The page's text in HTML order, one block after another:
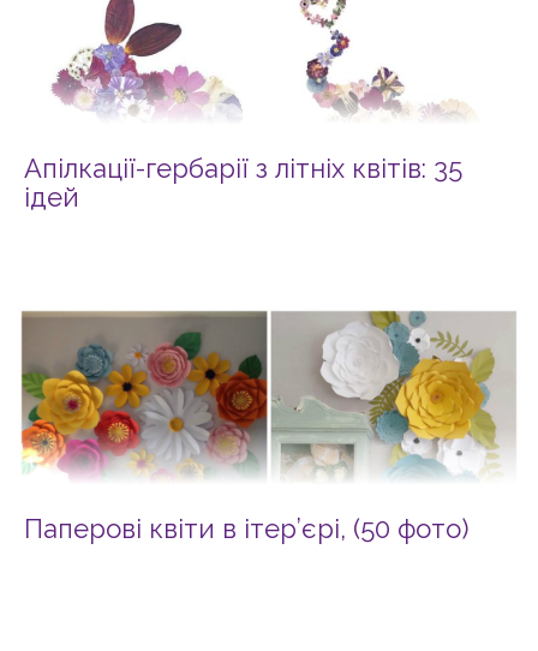
Апілкації-гербарії з літніх квітів: 35
ідей
Паперові квіти в ітер’єрі, (50 фото)